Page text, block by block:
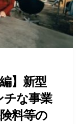
】新型
チな事業
料等の